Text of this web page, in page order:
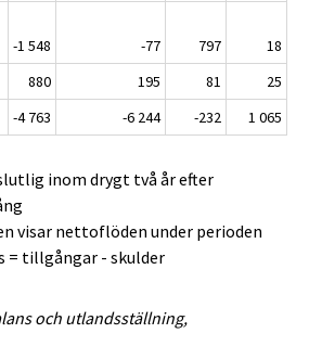
-1 548 -77 797
18
880 195 81
25
-4 763 -6 244 -232 1 065
inom drygt två år efter
visar nettoflöden under perioden
= tillgångar - skulder
och utlandsställning,